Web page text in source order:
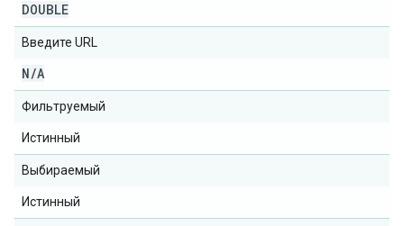
DOUBLE
Введите URL
N/A
Фильтруемый
Истинный
Выбираемый
Истинный